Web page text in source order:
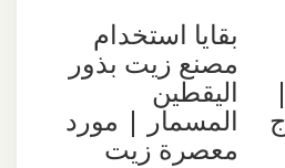
بقايا استخدام
مصنع زيت بذور
اليقطين
المسمار | مورد
معصرة زيت